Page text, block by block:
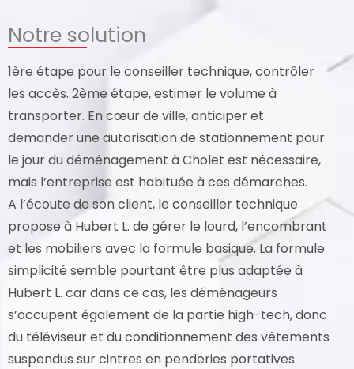
Notre solution
1ère étape pour le conseiller technique, contrôler
les accès. 2ème étape, estimer le volume à
transporter. En cœur de ville, anticiper et
demander une autorisation de stationnement pour
le jour du déménagement à Cholet est nécessaire,
mais l’entreprise est habituée à ces démarches.
A l’écoute de son client, le conseiller technique
propose à Hubert L. de gérer le lourd, l’encombrant
et les mobiliers avec la formule basique. La formule
simplicité semble pourtant être plus adaptée à
Hubert L. car dans ce cas, les déménageurs
s’occupent également de la partie high-tech, donc
du téléviseur et du conditionnement des vêtements
suspendus sur cintres en penderies portatives.